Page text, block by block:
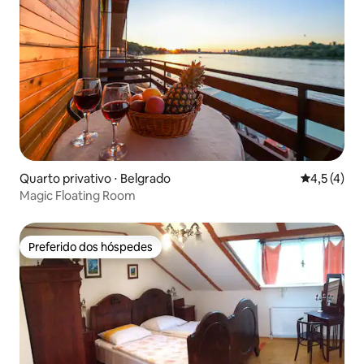
Quarto privativo ⋅ Belgrado 4,5 de
4,5 (4)
Magic Floating Room
Preferido dos hóspedes
Preferido dos hóspedes